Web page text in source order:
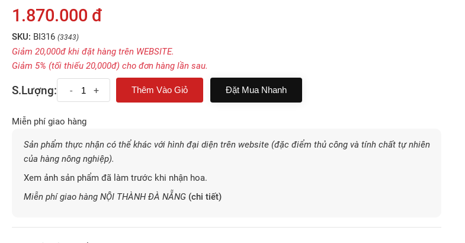
1.870.000 đ
SKU: BI316 (3343)
Giảm 20,000đ khi đặt hàng trên WEBSITE.
Giảm 5% (tối thiếu 20,000đ) cho đơn hàng lần sau.
S.Lượng: - + Đặt Mua Nhanh
Miễn phí giao hàng
Sản phẩm thực nhận có thể khác với hình đại diện trên website (đặc điểm thủ công và tính chất tự nhiên
của hàng nông nghiệp).
Xem ảnh sản phẩm đã làm trước khi nhận hoa.
Miễn phí giao hàng NỘI THÀNH ĐÀ NẴNG (chi tiết)